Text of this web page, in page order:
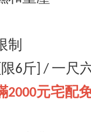
制
限6斤] / 一尺
2000元宅配免